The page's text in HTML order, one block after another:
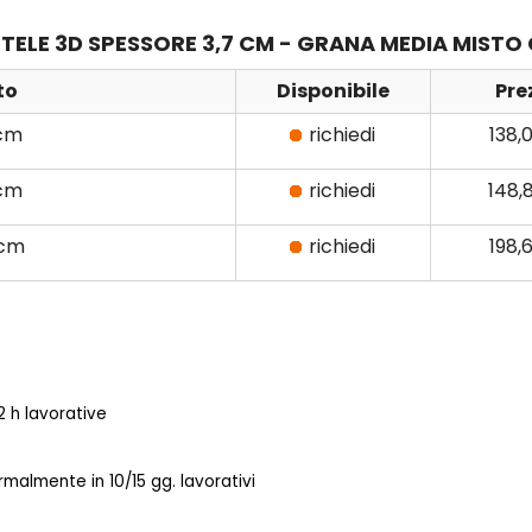
3D SPESSORE 3,7 CM - GRANA MEDIA MISTO
Disponibile
richiedi
richiedi
richiedi
h lavorative
in 10/15 gg. lavorativi